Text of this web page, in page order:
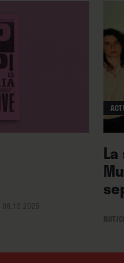
un
rockumentary
para dar
sí, de desplegar
de vida común.